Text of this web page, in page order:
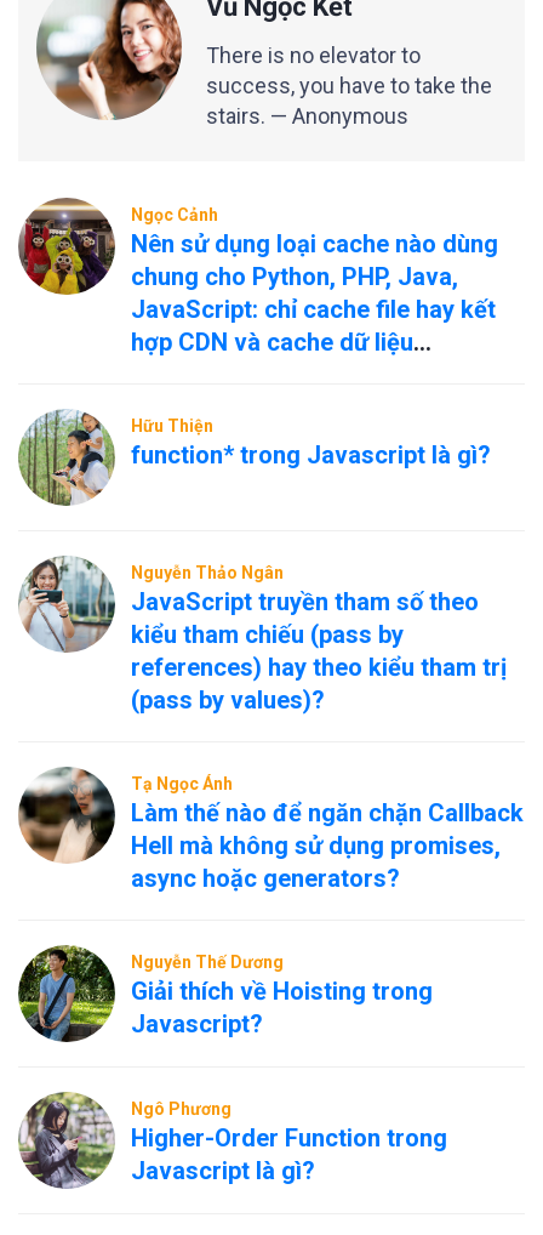
Vũ Ngọc Kết
There is no elevator to
success, you have to take the
stairs. — Anonymous
Ngọc Cảnh
Nên sử dụng loại cache nào dùng
chung cho Python, PHP, Java,
JavaScript: chỉ cache file hay kết
hợp CDN và cache dữ liệu
Hữu Thiện
function* trong Javascript là gì?
Nguyễn Thảo Ngân
JavaScript truyền tham số theo
kiểu tham chiếu (pass by
references) hay theo kiểu tham trị
(pass by values)?
Tạ Ngọc Ánh
Làm thế nào để ngăn chặn Callback
Hell mà không sử dụng promises,
async hoặc generators?
Nguyễn Thế Dương
Giải thích về Hoisting trong
Javascript?
Ngô Phương
Higher-Order Function trong
Javascript là gì?